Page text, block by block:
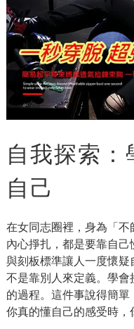
自我探索：
自己
在女同志圈裡，身為「
內心掙扎，都是要靠自
與刻板標準讓人一度懷
不是靠別人來定義。學
的過程。這件事說得簡
你真的懂自己的感受時，